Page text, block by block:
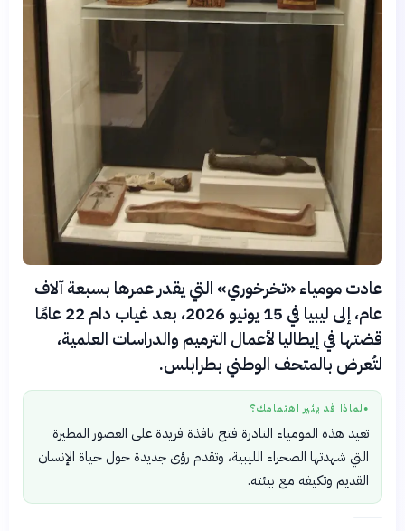
عادت مومياء «تخرخوري» التي يقدر عمرها بسبعة آلاف
عام، إلى ليبيا في 15 يونيو 2026، بعد غياب دام 22 عامًا
قضتها في إيطاليا لأعمال الترميم والدراسات العلمية،
لتُعرض بالمتحف الوطني بطرابلس.
● لماذا قد يثير اهتمامك؟
تعيد هذه المومياء النادرة فتح نافذة فريدة على العصور المطيرة
التي شهدتها الصحراء الليبية، وتقدم رؤى جديدة حول حياة الإنسان
القديم وتكيفه مع بيئته.